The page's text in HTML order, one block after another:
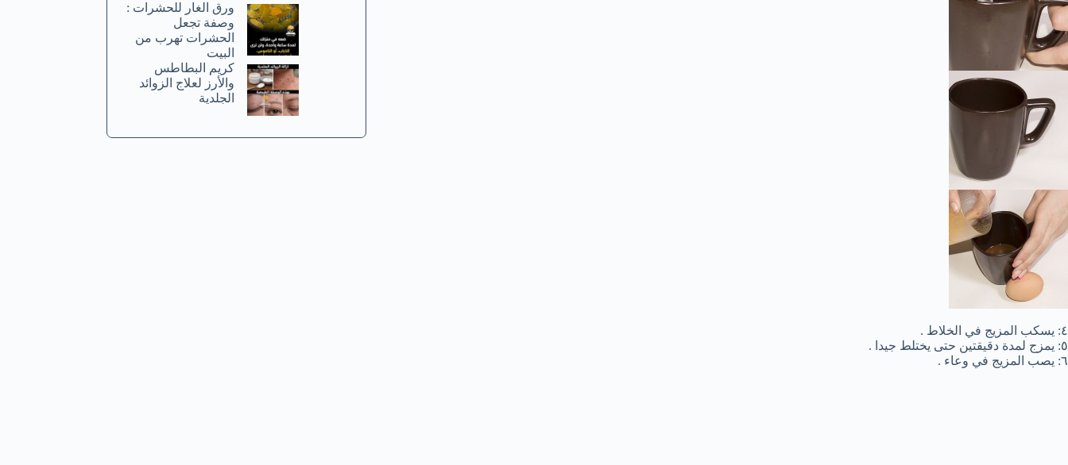
٤: يسكب المزيج في الخلاط .
٥: يمزج لمدة دقيقتين حتى يختلط جيدا .
٦: يصب المزيج في وعاء .
ورق الغار للحشرات :
وصفة تجعل
الحشرات تهرب من
البيت
كريم البطاطس
والأرز لعلاج الزوائد
الجلدية